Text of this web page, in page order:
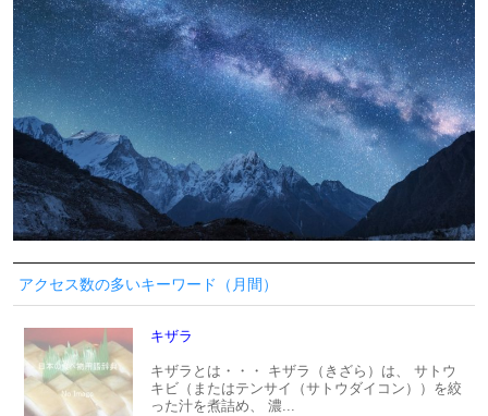
アクセス数の多いキーワード（月間）
キザラ
キザラとは・・・ キザラ（きざら）は、 サトウ
キビ（またはテンサイ（サトウダイコン））を絞
った汁を煮詰め、 濃...